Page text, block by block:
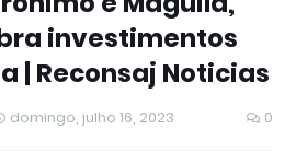
investimentos
| Reconsaj Noticias
domingo, julho 16, 2023 0